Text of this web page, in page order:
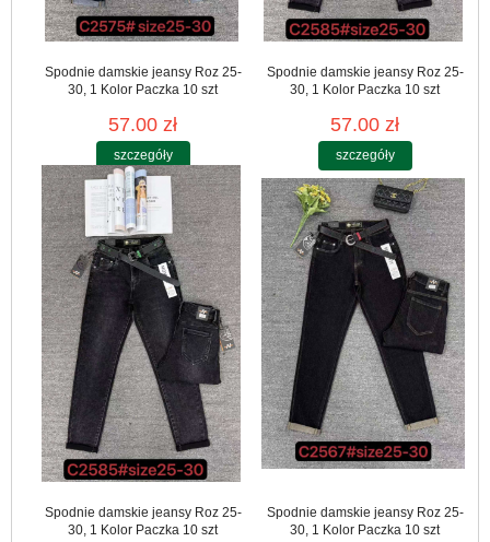
Spodnie damskie jeansy Roz 25-
30, 1 Kolor Paczka 10 szt
57.00 zł
szczegóły
Spodnie damskie jeansy Roz 25-
30, 1 Kolor Paczka 10 szt
57.00 zł
szczegóły
Spodnie damskie jeansy Roz 25-
30, 1 Kolor Paczka 10 szt
Spodnie damskie jeansy Roz 25-
30, 1 Kolor Paczka 10 szt